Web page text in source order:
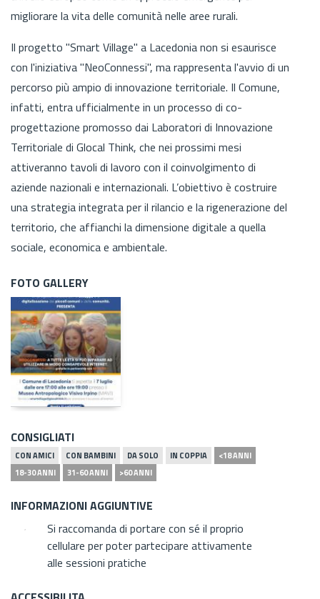
migliorare la vita delle comunità nelle aree rurali.
Il progetto "Smart Village" a Lacedonia non si esaurisce
con l'iniziativa "NeoConnessi", ma rappresenta l'avvio di un
percorso più ampio di innovazione territoriale. Il Comune,
infatti, entra ufficialmente in un processo di co-
progettazione promosso dai Laboratori di Innovazione
Territoriale di Glocal Think, che nei prossimi mesi
attiveranno tavoli di lavoro con il coinvolgimento di
aziende nazionali e internazionali. L’obiettivo è costruire
una strategia integrata per il rilancio e la rigenerazione del
territorio, che affianchi la dimensione digitale a quella
sociale, economica e ambientale.
FOTO GALLERY
CONSIGLIATI
CON AMICI CON BAMBINI DA SOLO IN COPPIA
<18 ANNI
18-30 ANNI
31-60 ANNI >60 ANNI
INFORMAZIONI AGGIUNTIVE
Si raccomanda di portare con sé il proprio
cellulare per poter partecipare attivamente
alle sessioni pratiche